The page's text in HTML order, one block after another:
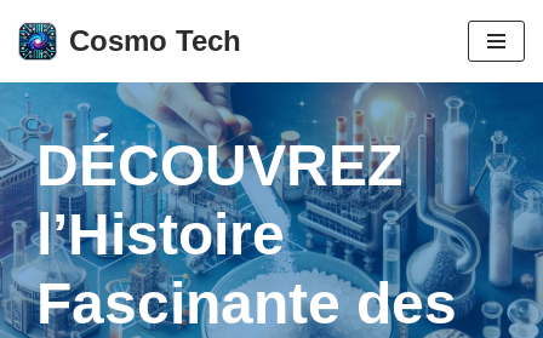
Aller
au
contenu
Cosmo Tech
DÉCOUVREZ
l’Histoire
Fascinante des